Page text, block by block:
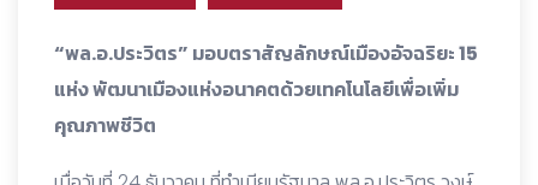
“พล.อ.ประวิตร” มอบตราสัญลักษณ์เมืองอัจฉริยะ 15
แห่ง พัฒนาเมืองแห่งอนาคตด้วยเทคโนโลยีเพื่อเพิ่ม
คุณภาพชีวิต